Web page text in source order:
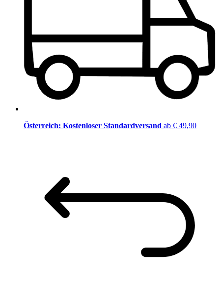
Österreich: Kostenloser Standardversand ab € 49,90